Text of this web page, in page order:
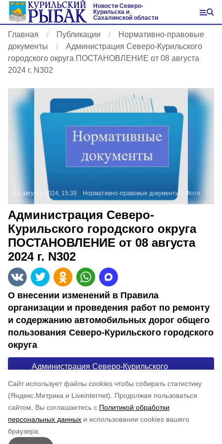
Cайт использует файлы cookies чтобы собирать статистику
(Яндекс.Метрика и Liveinternet).
Продолжая пользоваться
сайтом, Вы соглашаетесь с Политикой обработки
персональных данных и использовании cookies вашего
браузера.
Новости Северо-
Курильска и
Сахалинской области
Главная Публикации
Нормативно-правовые
документы
Администрация Северо-Курильского
городского округа ПОСТАНОВЛЕНИЕ от 08 августа
2024 г. N302
14 августа 2024, 15:39 Нормативно-правовые документы Фото:
Администрация Северо-
Курильского городского округа
ПОСТАНОВЛЕНИЕ от 08 августа
2024 г. N302
О внесении изменений в Правила
организации и проведения работ по ремонту
и содержанию автомобильных дорог общего
пользования Северо-Курильского городского
округа
Администрация Северо-Курильского
августа 2024 г. N302
по оценке
5